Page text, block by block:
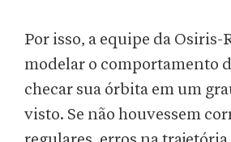
Por isso, a equipe da Osiris-
modelar o comportamento
checar sua órbita em um
visto. Se não houvessem